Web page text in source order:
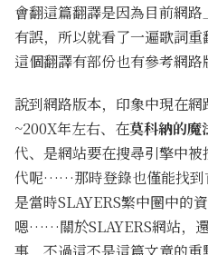
會翻這篇翻譯是因為目前網
有誤，所以就看了一遍歌詞重
這個翻譯有部份也有參考網路
說到網路版本，印象中現在
~200X年左右、在莫科納的魔
代、是網站要在搜尋引擎中
代呢……那時登錄也僅能找到
是當時SLAYERS繁中圈中的資
嗯……關於SLAYERS網站，
事，不過這不是這篇文章的